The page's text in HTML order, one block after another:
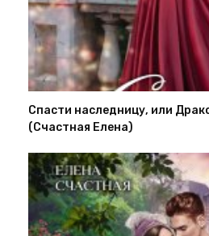
Спасти наследницу, или
(Счастная Елена)